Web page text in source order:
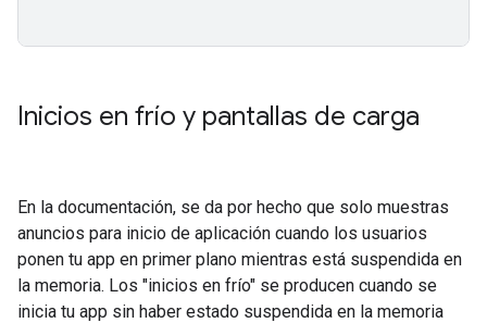
Inicios en frío y pantallas de carga
En la documentación, se da por hecho que solo muestras
anuncios para inicio de aplicación cuando los usuarios
ponen tu app en primer plano mientras está suspendida en
la memoria. Los "inicios en frío" se producen cuando se
inicia tu app sin haber estado suspendida en la memoria